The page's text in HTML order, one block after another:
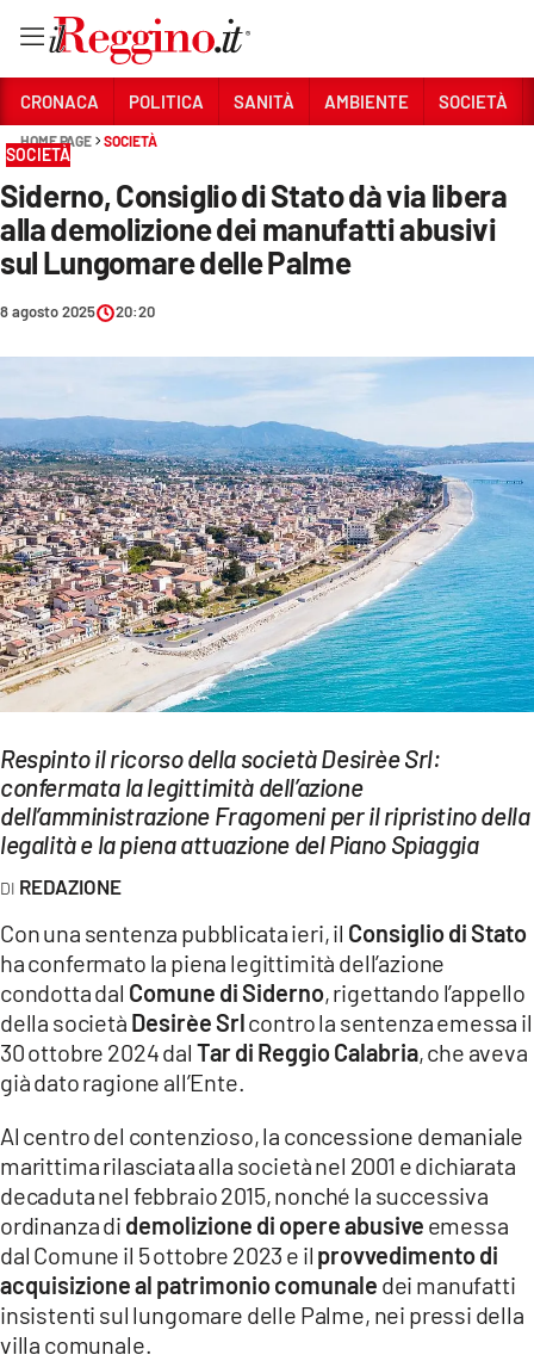
Sezioni
CRONACA
POLITICA
SANITÀ
AMBIENTE
CULTURA
ECONOMIA E LAVORO
EVENTI
SPORT
Streaming
LAC NETWORK
LAC ONAIR
LaC
LACPLAY.IT
LACTV.IT
LACONAIR.IT
ILREGGINO.IT
COSENZACHANNEL.IT
ILVIBONESE.IT
CATANZAROCHANNEL.IT
CRONACA POLITICA SANITÀ AMBIENTE SOCIETÀ
HOME PAGE SOCIETÀ
SOCIETÀ
Siderno, Consiglio di Stato dà via libera
alla demolizione dei manufatti abusivi
sul Lungomare delle Palme
8 agosto 2025 20:20
Respinto il ricorso della società Desirèe Srl:
confermata la legittimità dell’azione
dell’amministrazione Fragomeni per il ripristino della
legalità e la piena attuazione del Piano Spiaggia
REDAZIONE
Con una sentenza pubblicata ieri, il Consiglio di Stato
ha confermato la piena legittimità dell’azione
condotta dal Comune di Siderno, rigettando l’appello
della società Desirèe Srlcontro la sentenza emessa il
30 ottobre 2024 dal Tar di Reggio Calabria, che aveva
già dato ragione all’Ente.
Al centro del contenzioso, la concessione demaniale
marittima rilasciata alla società nel 2001 e dichiarata
decaduta nel febbraio 2015, nonché la successiva
ordinanza di demolizione di opere abusive emessa
dal Comune il 5 ottobre 2023 e il provvedimento di
acquisizione al patrimonio comunale dei manufatti
insistenti sul lungomare delle Palme, nei pressi della
villa comunale.